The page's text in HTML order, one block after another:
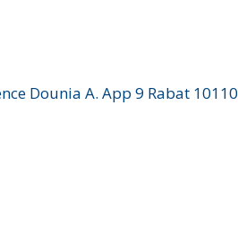
Dounia A. App 9 Rabat 10110